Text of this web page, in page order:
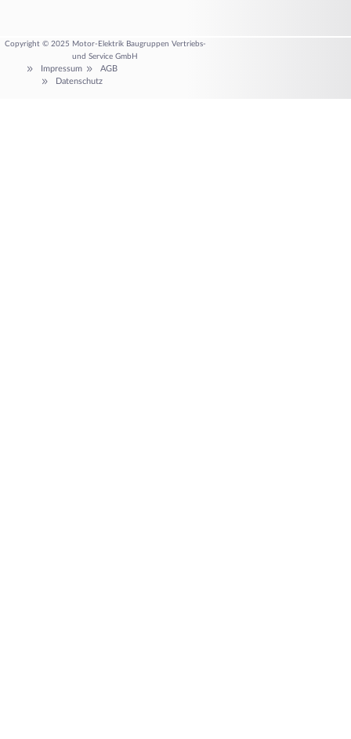
Copyright © 2025 Motor-Elektrik Baugruppen Vertriebs-
und Service GmbH
Impressum
AGB
Datenschutz